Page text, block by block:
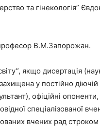
та гінекологія”
В.М.Запорожан.
якщо дисертація
у постійно діючій
офіційні
спеціалізованої
вчених рад